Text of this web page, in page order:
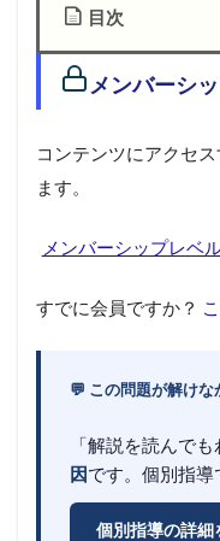
目次
メ
ー
が
要
で
メンバーシ
コンテンツにアクセ
ます。
メンバーシップレベ
すでに会員ですか？
💬 この問題が解け
「解説を読んで
因です。個別指導
個別指導の詳